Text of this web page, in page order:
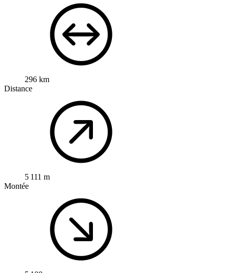
296 km
Distance
5 111 m
Montée